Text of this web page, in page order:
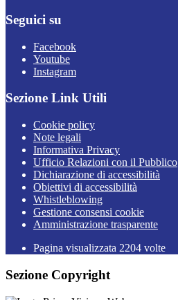
Seguici su
Facebook
Youtube
Instagram
Sezione Link Utili
Cookie policy
Note legali
Informativa Privacy
Ufficio Relazioni con il Pubblico
Dichiarazione di accessibilità
Obiettivi di accessibilità
Whistleblowing
Gestione consensi cookie
Amministrazione trasparente
Pagina visualizzata 2204 volte
Sezione Copyright